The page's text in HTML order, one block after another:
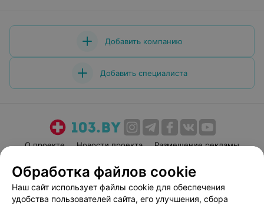
Добавить компанию
Добавить специалиста
О проекте Новости проекта
Размещение рекламы
Пользовательское соглашение
Способы оплаты
Вакансии
Партнеры
Обработка файлов cookie
Наш сайт использует файлы cookie для обеспечения
удобства пользователей сайта, его улучшения, сбора